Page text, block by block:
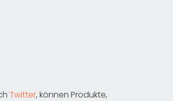
Twitter, können Produkte,